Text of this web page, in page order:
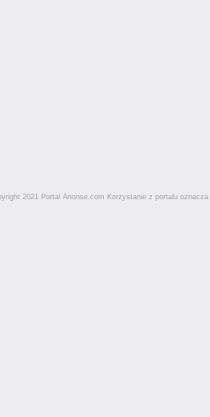
2021 Portal Anonse.com Korzystanie z portalu